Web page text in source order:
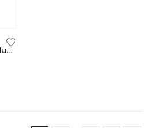
J.-Laque #12 – Safari Nude